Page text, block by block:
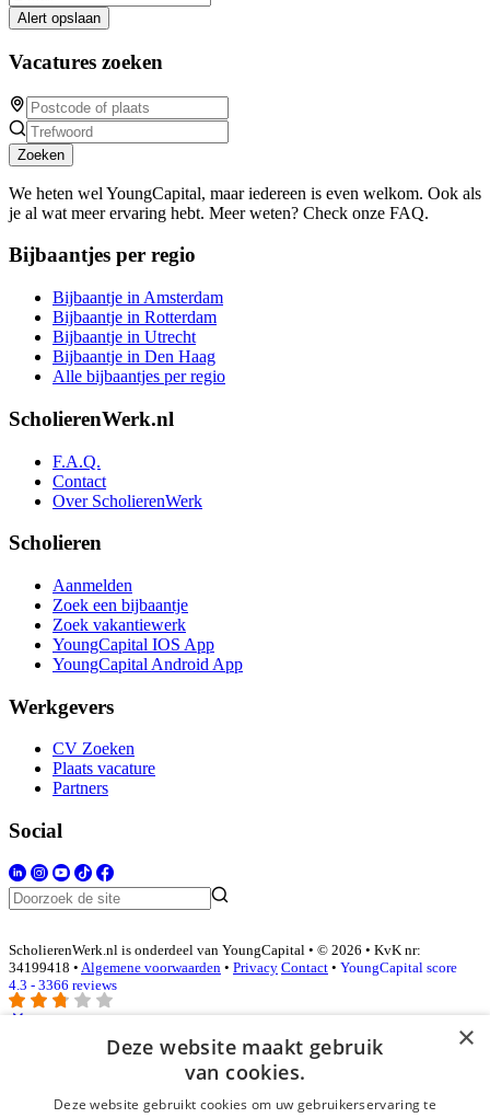
Alert opslaan
Vacatures zoeken
Zoeken
We heten wel YoungCapital, maar iedereen is even welkom. Ook als
je al wat meer ervaring hebt. Meer weten? Check onze FAQ.
Bijbaantjes per regio
Bijbaantje in Amsterdam
Bijbaantje in Rotterdam
Bijbaantje in Utrecht
Bijbaantje in Den Haag
Alle bijbaantjes per regio
ScholierenWerk.nl
F.A.Q.
Contact
Over ScholierenWerk
Scholieren
Aanmelden
Zoek een bijbaantje
Zoek vakantiewerk
YoungCapital IOS App
YoungCapital Android App
Werkgevers
CV Zoeken
Plaats vacature
Partners
Social
ScholierenWerk.nl is onderdeel van YoungCapital • © 2026 • KvK nr:
34199418 • Algemene voorwaarden • Privacy Contact • YoungCapital score
4.3 - 3366 reviews
E-mail*
×
Deze website maakt gebruik
van cookies.
Deze website gebruikt cookies om uw gebruikerservaring te